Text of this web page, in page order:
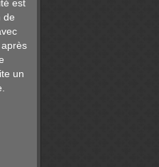
est
de
un